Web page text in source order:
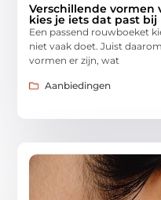
Verschillende vormen
kies je iets dat past
Een passend rouwboeket
niet vaak doet. Juist
vormen er zijn, wat
Aanbiedingen